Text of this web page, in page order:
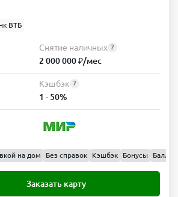
ВТБ
Снятие наличных ?
2 000 000 ₽/мес
Кэшбэк ?
1 - 50%
на дом Без справок Кэшбэк Бонусы Баллы
Заказать карту